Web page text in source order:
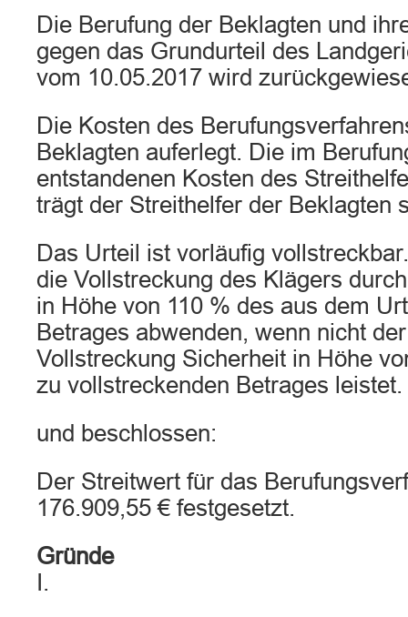
Die Berufung der Beklagten und
gegen das Grundurteil des
vom 10.05.2017 wird
Die Kosten des
Beklagten auferlegt. Die im
entstandenen Kosten des
trägt der Streithelfer der Beklagten
Das Urteil ist vorläufig
die Vollstreckung des Klägers
in Höhe von 110 % des aus dem
Betrages abwenden, wenn nicht
Vollstreckung Sicherheit in Höhe
zu vollstreckenden Betrages leistet.
und beschlossen:
Der Streitwert für das
176.909,55 € festgesetzt.
Gründe
I.